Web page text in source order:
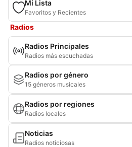
Mi Lista
Favoritos y Recientes
Radios
Radios Principales
Radios más escuchadas
Radios por género
15 géneros musicales
Radios por regiones
Radios locales
Noticias
Radios noticiosas